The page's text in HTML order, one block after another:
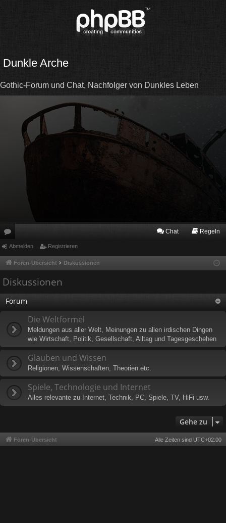
Dunkle Arche
Gothic-Forum und Chat, Nachfolger von Dunkles Leben
or
en
Chat Regeln
Abmelden Registrieren
Foren-Übersicht Diskussionen
Diskussionen
Forum
Die Weltformel
Meldungen aus aller Welt, Meinungen zu allen irdischen Dingen
wie Wirtschaft, Politik, Gesellschaft, Alltag und Tagesgeschehen
Glauben und Wissen
Religionen, Wissenschaften, Theorien etc.
Spiele, Technologie und Internet
Alles relevante zu Internet, Technik, PC, Spiele, TV, HiFi usw.
Gehe zu
Foren-Übersicht Alle Zeiten sind UTC+02:00